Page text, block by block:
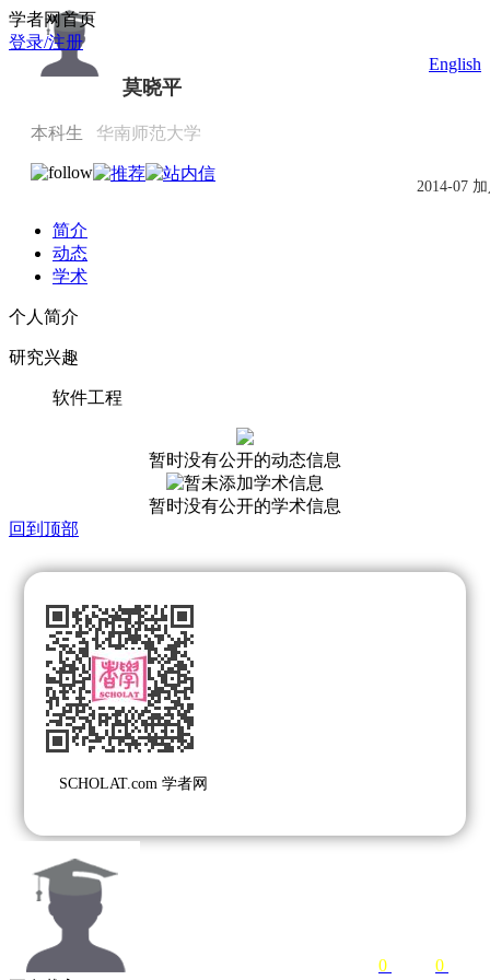
学者网首页
登录/注册
English
0 0
莫晓平
本科生 华南师范大学
2014-07
简介
动态
学术
个人简介
研究兴趣
软件工程
暂时没有公开的动态信息
暂时没有公开的学术信息
回到顶部
SCHOLAT.com 学者网